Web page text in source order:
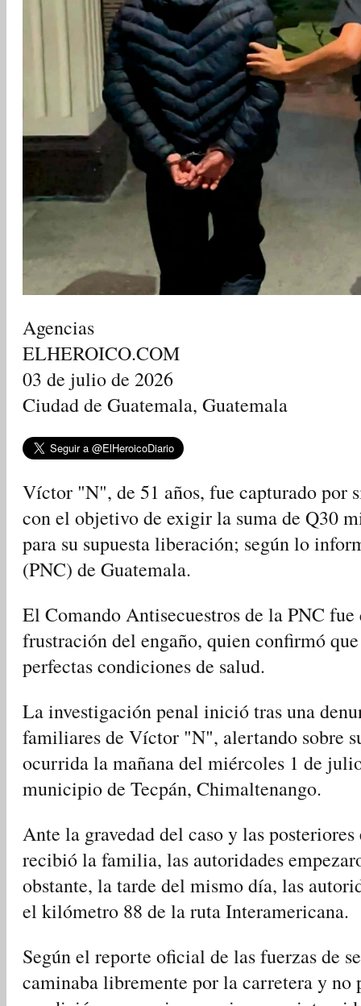
Agencias
ELHEROICO.COM
03 de julio de 2026
Ciudad de Guatemala, Guatemala
Víctor "N", de 51 años, fue capturado por
con el objetivo de exigir la suma de Q30
para su supuesta liberación; según lo
(PNC) de Guatemala.
El Comando Antisecuestros de la PNC
frustración del engaño, quien confirmó
perfectas condiciones de salud.
La investigación penal inició tras una
familiares de Víctor "N", alertando sobre
ocurrida la mañana del miércoles 1 de
municipio de Tecpán, Chimaltenango.
Ante la gravedad del caso y las
recibió la familia, las autoridades
obstante, la tarde del mismo día, las
el kilómetro 88 de la ruta Interamericana.
Según el reporte oficial de las fuerzas de
caminaba libremente por la carretera y no